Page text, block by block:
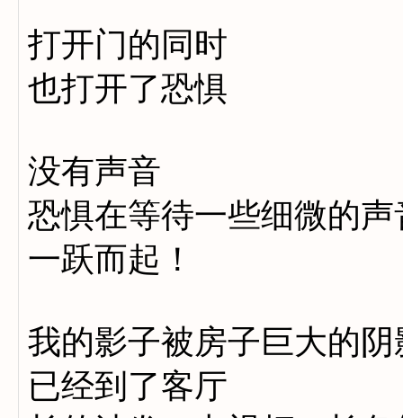
打开门的同时
也打开了恐惧
没有声音
恐惧在等待一些细微的声
一跃而起！
我的影子被房子巨大的
已经到了客厅